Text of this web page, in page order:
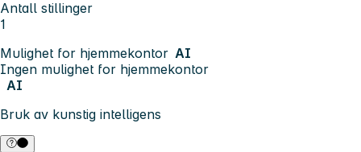
Antall stillinger
1
Mulighet for hjemmekontor AI
Ingen mulighet for hjemmekontor
AI
Bruk av kunstig intelligens